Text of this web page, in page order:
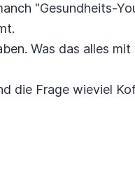
"Gesundheits-
Was das alles
die Frage wieviel